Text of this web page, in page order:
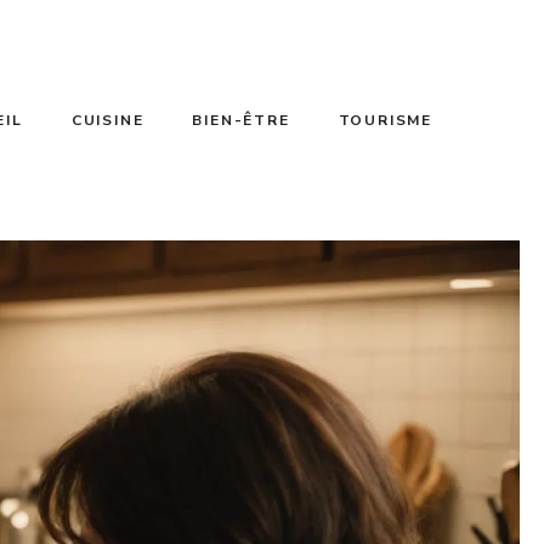
CUISINE BIEN-ÊTRE TOURISME